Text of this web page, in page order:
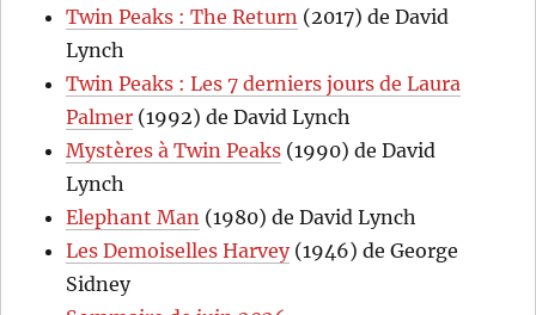
Twin Peaks : The Return (2017) de David
Lynch
Twin Peaks : Les 7 derniers jours de Laura
Palmer (1992) de David Lynch
Mystères à Twin Peaks (1990) de David
Lynch
Elephant Man (1980) de David Lynch
Les Demoiselles Harvey(1946) de George
Sidney